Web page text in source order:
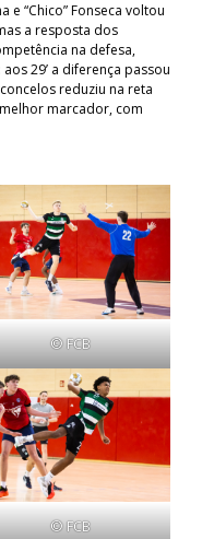
e “Chico” Fonseca voltou
a resposta dos
na defesa,
29’ a diferença passou
reduziu na reta
marcador, com
© FCB
© FCB